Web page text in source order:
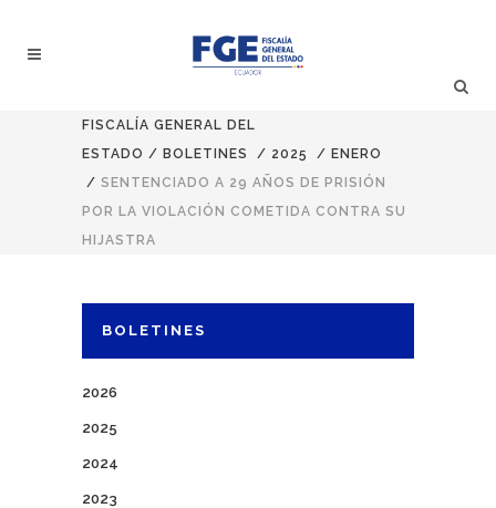
FISCALÍA GENERAL DEL
ESTADO / BOLETINES / 2025 / ENERO
/ SENTENCIADO A 29 AÑOS DE PRISIÓN
POR LA VIOLACIÓN COMETIDA CONTRA SU
HIJASTRA
BOLETINES
2026
2025
2024
2023